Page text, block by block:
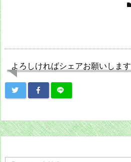
よろしければシェアお願いします